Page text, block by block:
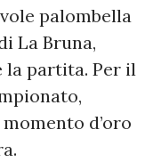
palombella
La Bruna,
la partita. Per il
d’oro